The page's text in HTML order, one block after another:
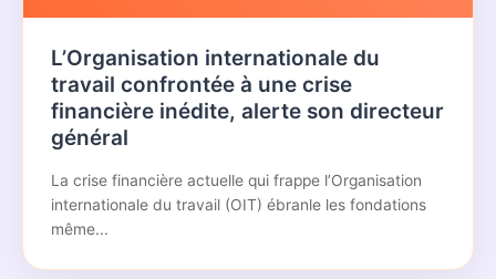
L’Organisation internationale du
travail confrontée à une crise
financière inédite, alerte son directeur
général
La crise financière actuelle qui frappe l’Organisation
internationale du travail (OIT) ébranle les fondations
même...